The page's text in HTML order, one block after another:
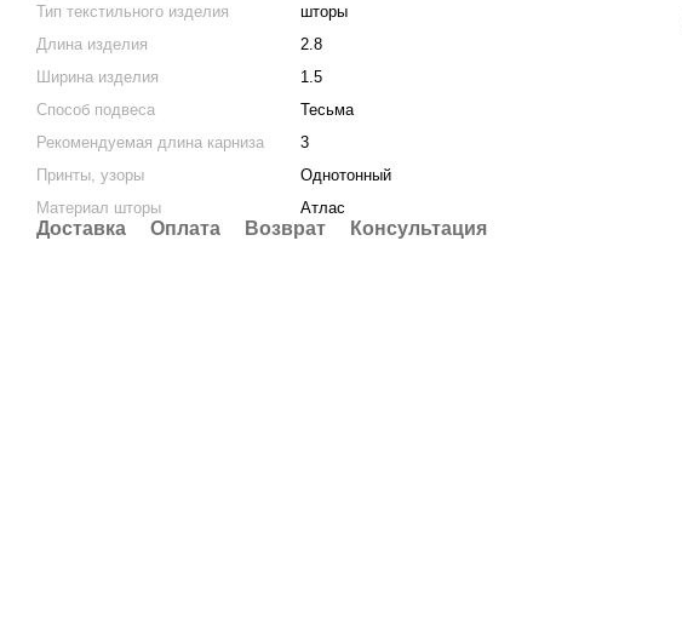
Тип текстильного изделия
шторы
Длина изделия
2.8
Ширина изделия
1.5
Способ подвеса
Тесьма
Рекомендуемая длина карниза
3
Принты, узоры
Однотонный
Материал шторы
Атлас
Доставка Оплата Возврат Консультация